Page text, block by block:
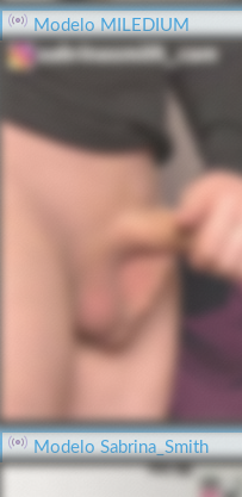
Modelo MILEDIUM
Modelo Sabrina_Smith